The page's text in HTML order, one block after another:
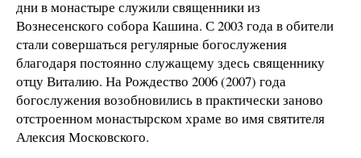
дни в монастыре служили священники из
Вознесенского собора Кашина. С 2003 года в обители
стали совершаться регулярные богослужения
благодаря постоянно служащему здесь священнику
отцу Виталию. На Рождество 2006 (2007) года
богослужения возобновились в практически заново
отстроенном монастырском храме во имя святителя
Алексия Московского.